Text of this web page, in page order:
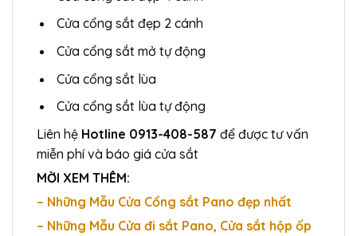
Cửa cổng sắt đẹp 2 cánh
Cửa cổng sắt mở tự động
Cửa cổng sắt lùa
Cửa cổng sắt lùa tự động
Liên hệ Hotline 0913-408-587 để được tư vấn
miễn phí và báo giá cửa sắt
MỜI XEM THÊM:
– Những Mẫu Cửa Cổng sắt Pano đẹp nhất
– Những Mẫu Cửa đi sắt Pano, Cửa sắt hộp ốp